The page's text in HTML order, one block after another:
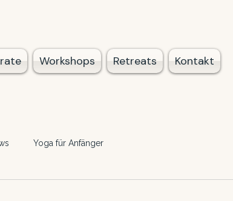
Workshops Retreats Kontakt
Yoga für Anfänger